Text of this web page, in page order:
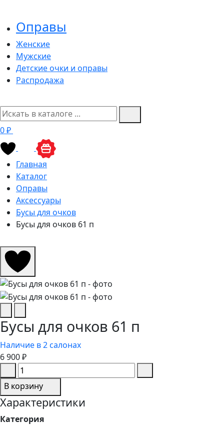
Оправы
Женские
Мужские
Детские очки и оправы
Распродажа
0 ₽
Главная
Каталог
Оправы
Аксессуары
Бусы для очков
Бусы для очков 61 п
Бусы для очков 61 п
Наличие в 2 салонах
6 900 ₽
В корзину
Характеристики
Категория